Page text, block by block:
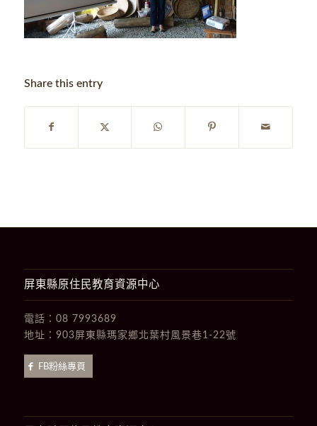
Share this entry
屏東縣原住民教育資源中心
電話： 08 7993689
地址： 903屏東縣瑪家鄉北葉村風景巷1-22號
FB粉絲專頁